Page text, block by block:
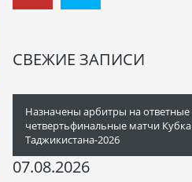
СВЕЖИЕ ЗАПИСИ
Назначены арбитры на ответные
четвертьфинальные матчи Кубка
Таджикистана-2026
07.08.2026